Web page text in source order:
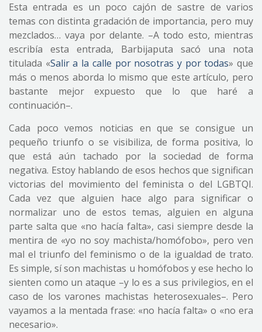
Esta entrada es un poco cajón de sastre de varios
temas con distinta gradación de importancia, pero muy
mezclados… vaya por delante. –A todo esto, mientras
escribía esta entrada, Barbijaputa sacó una nota
titulada «Salir a la calle por nosotras y por todas» que
más o menos aborda lo mismo que este artículo, pero
bastante mejor expuesto que lo que haré a
continuación–.
Cada poco vemos noticias en que se consigue un
pequeño triunfo o se visibiliza, de forma positiva, lo
que está aún tachado por la sociedad de forma
negativa. Estoy hablando de esos hechos que significan
victorias del movimiento del feminista o del LGBTQI.
Cada vez que alguien hace algo para significar o
normalizar uno de estos temas, alguien en alguna
parte salta que «no hacía falta», casi siempre desde la
mentira de «yo no soy machista/homófobo», pero ven
mal el triunfo del feminismo o de la igualdad de trato.
Es simple, sí son machistas u homófobos y ese hecho lo
sienten como un ataque –y lo es a sus privilegios, en el
caso de los varones machistas heterosexuales–. Pero
vayamos a la mentada frase: «no hacía falta» o «no era
necesario».